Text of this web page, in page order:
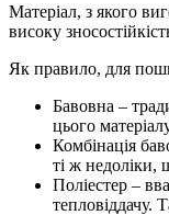
Матеріал, з якого
високу
Як правило, для
Бавовна –
цього
Комбінація
ті ж недоліки,
Поліестер –
тепловіддачу.